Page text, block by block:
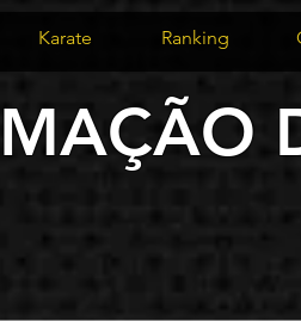
Karate Ranking